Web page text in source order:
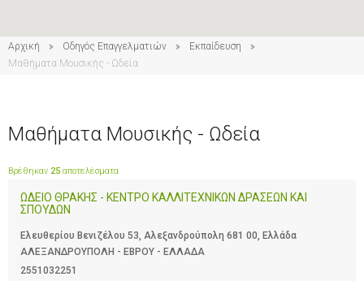
Αρχική Οδηγός Επαγγελματιών
Εκπαίδευση
Μαθήματα Μουσικής - Ωδεία
Μαθήματα Μουσικής - Ωδεία
Βρέθηκαν 25 αποτελέσματα
ΩΔΕΙΟ ΘΡΑΚΗΣ - ΚΕΝΤΡΟ ΚΑΛΛΙΤΕΧΝΙΚΩΝ ΔΡΑΣΕΩΝ ΚΑΙ
ΣΠΟΥΔΩΝ
Ελευθερίου Βενιζέλου 53, Αλεξανδρούπολη 681 00, Ελλάδα
ΑΛΕΞΑΝΔΡΟΥΠΟΛΗ - ΕΒΡΟΥ - ΕΛΛΑΔΑ
2551032251